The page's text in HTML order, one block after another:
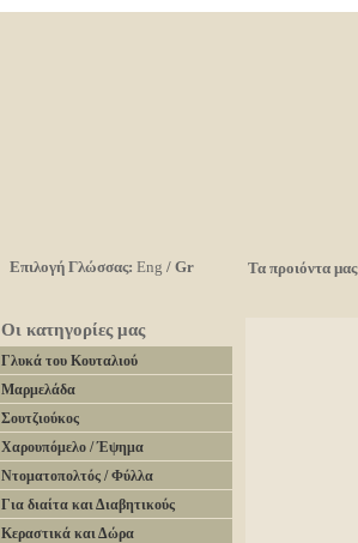
Επιλογή Γλώσσας: Eng / Gr Τα προιόντα μας
Οι κατηγορίες μας
Γλυκά του Κουταλιού
Μαρμελάδα
Σουτζιούκος
Χαρουπόμελο / Έψημα
Ντοματοπολτός / Φύλλα
Για διαίτα και Διαβητικούς
Κεραστικά και Δώρα